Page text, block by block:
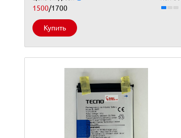
1500/1700
Купить